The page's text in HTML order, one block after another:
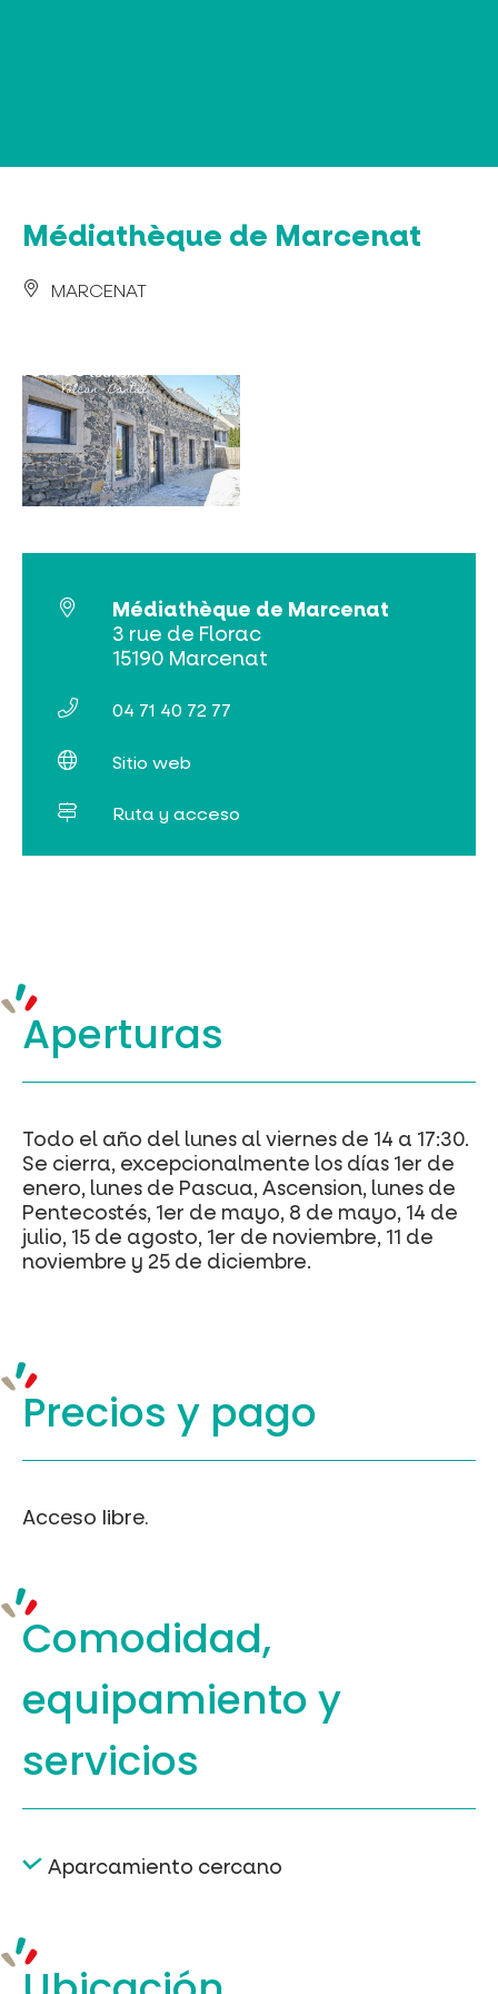
NO SE LO PIERDA
LA PLENA NATURALEZA
VISITAS Y SABER HACER
AGENDA
Médiathèque de Marcenat
MARCENAT
Aperturas
Todo el año del lunes al viernes de 14 a 17:30.
Se cierra, excepcionalmente los días 1er de
enero, lunes de Pascua, Ascension, lunes de
Pentecostés, 1er de mayo, 8 de mayo, 14 de
julio, 15 de agosto, 1er de noviembre, 11 de
noviembre y 25 de diciembre.
Precios y pago
Acceso libre.
Comodidad,
equipamientoy
servicios
Aparcamiento cercano
Médiathèque de Marcenat
3 rue de Florac
15190 Marcenat
04 71 40 72 77
Sitio web
Ruta y acceso